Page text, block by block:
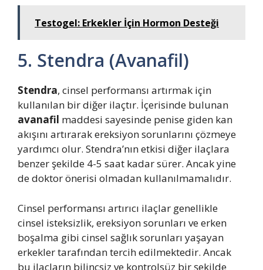
Testogel: Erkekler İçin Hormon Desteği
5. Stendra (Avanafil)
Stendra, cinsel performansı artırmak için
kullanılan bir diğer ilaçtır. İçerisinde bulunan
avanafil maddesi sayesinde penise giden kan
akışını artırarak ereksiyon sorunlarını çözmeye
yardımcı olur. Stendra’nın etkisi diğer ilaçlara
benzer şekilde 4-5 saat kadar sürer. Ancak yine
de doktor önerisi olmadan kullanılmamalıdır.
Cinsel performansı artırıcı ilaçlar genellikle
cinsel isteksizlik, ereksiyon sorunları ve erken
boşalma gibi cinsel sağlık sorunları yaşayan
erkekler tarafından tercih edilmektedir. Ancak
bu ilaçların bilinçsiz ve kontrolsüz bir şekilde